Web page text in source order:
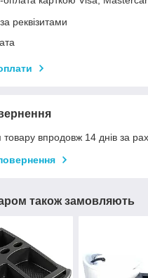
реквізитами
впродовж 14 днів за
також замовляють